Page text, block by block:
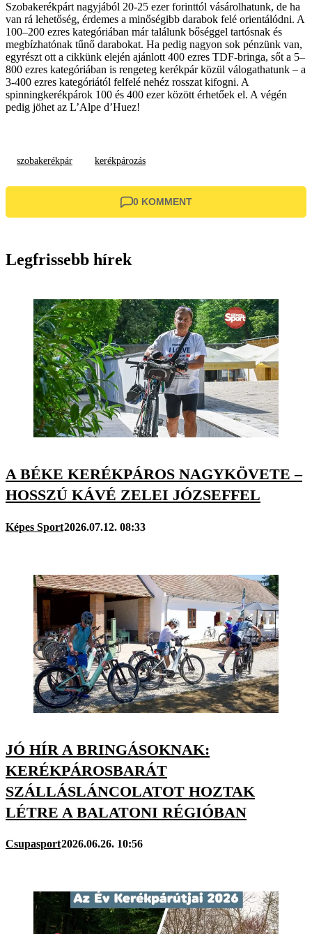
Szobakerékpárt nagyjából 20-25 ezer forinttól vásárolhatunk, de ha
van rá lehetőség, érdemes a minőségibb darabok felé orientálódni. A
100–200 ezres kategóriában már találunk bőséggel tartósnak és
megbízhatónak tűnő darabokat. Ha pedig nagyon sok pénzünk van,
egyrészt ott a cikkünk elején ajánlott 400 ezres TDF-bringa, sőt a 5–
800 ezres kategóriában is rengeteg kerékpár közül válogathatunk – a
3-400 ezres kategóriától felfelé nehéz rosszat kifogni. A
spinningkerékpárok 100 és 400 ezer között érhetőek el. A végén
pedig jöhet az L’Alpe d’Huez!
szobakerékpár kerékpározás
0 KOMMENT
Legfrissebb hírek
A BÉKE KERÉKPÁROS NAGYKÖVETE –
HOSSZÚ KÁVÉ ZELEI JÓZSEFFEL
Képes Sport2026.07.12. 08:33
JÓ HÍR A BRINGÁSOKNAK:
KERÉKPÁROSBARÁT
SZÁLLÁSLÁNCOLATOT HOZTAK
LÉTRE A BALATONI RÉGIÓBAN
Csupasport2026.06.26. 10:56